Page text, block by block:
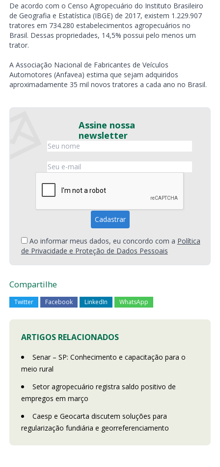
De acordo com o Censo Agropecuário do Instituto Brasileiro
de Geografia e Estatística (IBGE) de 2017, existem 1.229.907
tratores em 734.280 estabelecimentos agropecuários no
Brasil. Dessas propriedades, 14,5% possui pelo menos um
trator.
A Associação Nacional de Fabricantes de Veículos
Automotores (Anfavea) estima que sejam adquiridos
aproximadamente 35 mil novos tratores a cada ano no Brasil.
Assine nossa
newsletter
Ao informar meus dados, eu concordo com a Política
de Privacidade e Proteção de Dados Pessoais
Compartilhe
Twitter Facebook LinkedIn WhatsApp
ARTIGOS RELACIONADOS
Senar – SP: Conhecimento e capacitação para o
meio rural
Setor agropecuário registra saldo positivo de
empregos em março
Caesp e Geocarta discutem soluções para
regularização fundiária e georreferenciamento